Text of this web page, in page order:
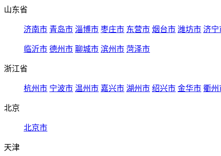
山东省
济南市 青岛市 淄博市 枣庄市 东营市 烟台市 潍坊市 济宁
临沂市 德州市 聊城市 滨州市 菏泽市
浙江省
杭州市 宁波市 温州市 嘉兴市 湖州市 绍兴市 金华市 衢州
北京
北京市
天津